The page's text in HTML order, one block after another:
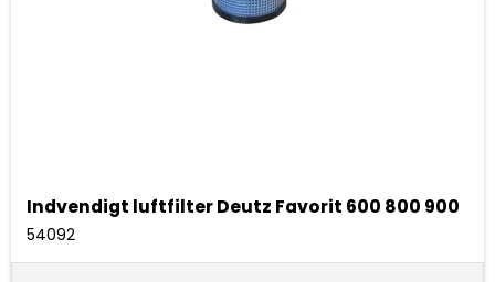
Indvendigt luftfilter Deutz Favorit 600 800 900
54092